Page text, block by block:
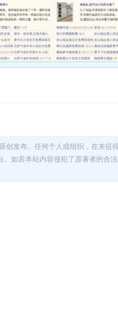
创发布。任何个人或组织，在未征
如若本站内容侵犯了原著者的合